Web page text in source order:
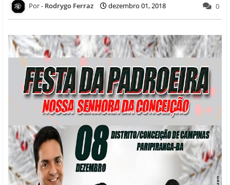
Rodrygo Ferraz dezembro 01, 2018 0